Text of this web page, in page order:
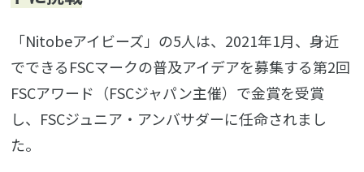
「Nitobeアイビーズ」の5人は、2021年1月、身近
でできるFSCマークの普及アイデアを募集する第2回
FSCアワード（FSCジャパン主催）で金賞を受賞
し、FSCジュニア・アンバサダーに任命されまし
た。